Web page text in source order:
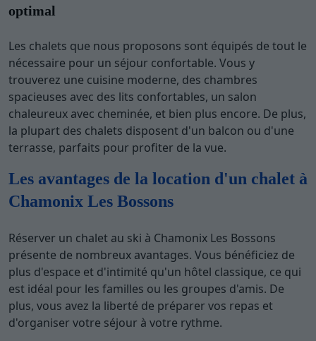
optimal
Les chalets que nous proposons sont équipés de tout le
nécessaire pour un séjour confortable. Vous y
trouverez une cuisine moderne, des chambres
spacieuses avec des lits confortables, un salon
chaleureux avec cheminée, et bien plus encore. De plus,
la plupart des chalets disposent d'un balcon ou d'une
terrasse, parfaits pour profiter de la vue.
Les avantages de la location d'un chalet à
Chamonix Les Bossons
Réserver un chalet au ski à Chamonix Les Bossons
présente de nombreux avantages. Vous bénéficiez de
plus d'espace et d'intimité qu'un hôtel classique, ce qui
est idéal pour les familles ou les groupes d'amis. De
plus, vous avez la liberté de préparer vos repas et
d'organiser votre séjour à votre rythme.